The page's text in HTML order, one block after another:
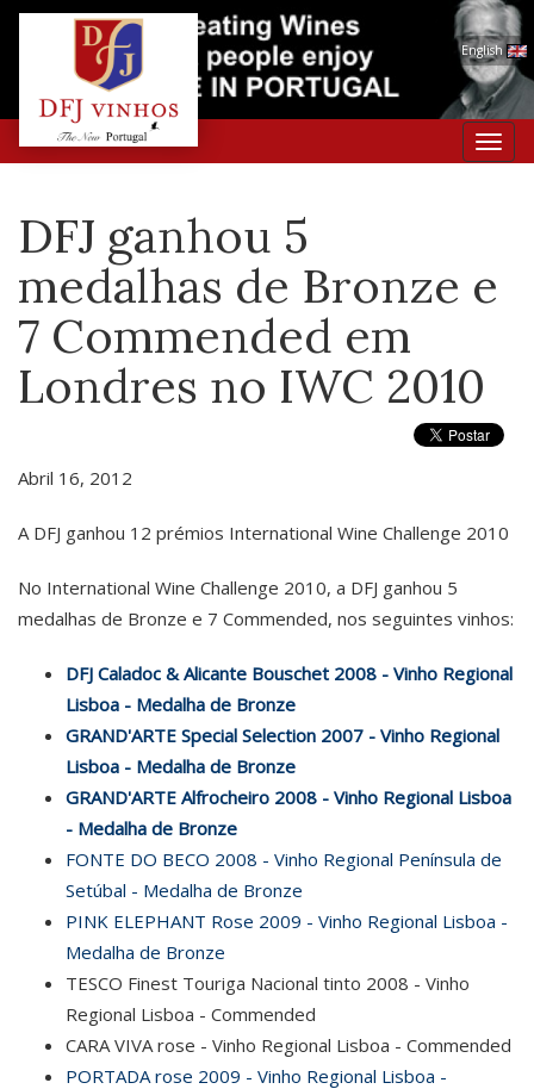
English
DFJ ganhou 5
medalhas de Bronze e
7 Commended em
Londres no IWC 2010
Abril 16, 2012
A DFJ ganhou 12 prémios International Wine Challenge 2010
No International Wine Challenge 2010, a DFJ ganhou 5
medalhas de Bronze e 7 Commended, nos seguintes vinhos:
DFJ Caladoc & Alicante Bouschet 2008 - Vinho Regional
Lisboa - Medalha de Bronze
GRAND'ARTE Special Selection 2007 - Vinho Regional
Lisboa - Medalha de Bronze
GRAND'ARTE Alfrocheiro 2008 - Vinho Regional Lisboa
- Medalha de Bronze
FONTE DO BECO 2008 - Vinho Regional Península de
Setúbal - Medalha de Bronze
PINK ELEPHANT Rose 2009 - Vinho Regional Lisboa -
Medalha de Bronze
TESCO Finest Touriga Nacional tinto 2008 - Vinho
Regional Lisboa - Commended
CARA VIVA rose - Vinho Regional Lisboa - Commended
PORTADA rose 2009 - Vinho Regional Lisboa -